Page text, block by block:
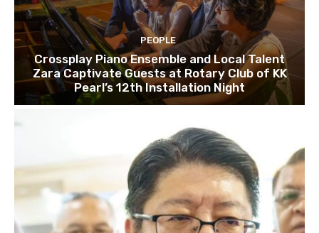
PEOPLE
Crossplay Piano Ensemble and Local Talent
Zara Captivate Guests at Rotary Club of KK
Pearl’s 12th Installation Night